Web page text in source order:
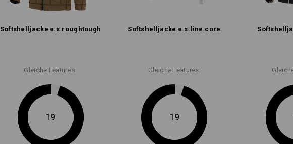
Softshell­jacke e.s.​roughtough Softshell­jacke e.s.​line.​core
Gleiche Features:
19
Gleiche Features:
19